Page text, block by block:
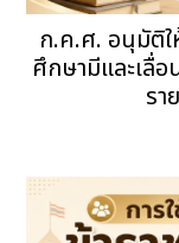
ก.ค.ศ. อนุมัติใ
ศึกษามีและเลื่
รา